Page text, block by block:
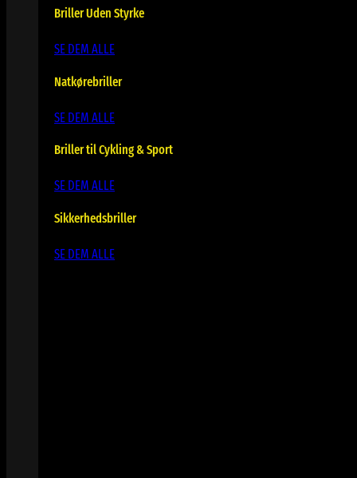
Briller Uden Styrke
SE DEM ALLE
Natkørebriller
SE DEM ALLE
Briller til Cykling & Sport
SE DEM ALLE
Sikkerhedsbriller
SE DEM ALLE